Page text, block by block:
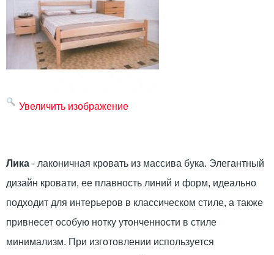
Увеличить изображение
Лика - лаконичная кровать из массива бука. Элегантный
дизайн кровати, ее плавность линий и форм, идеально
подходит для интерьеров в классическом стиле, а также
привнесет особую нотку утонченности в стиле
минимализм. При изготовлении используется